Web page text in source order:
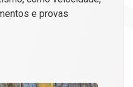
e provas